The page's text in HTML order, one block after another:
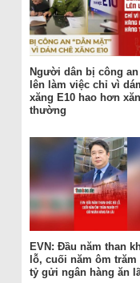
Người dân bị công
lên làm việc chỉ vì
xăng E10 hao hơn
thường
EVN: Đầu năm than
lỗ, cuối năm ôm
tỷ gửi ngân hàng ăn